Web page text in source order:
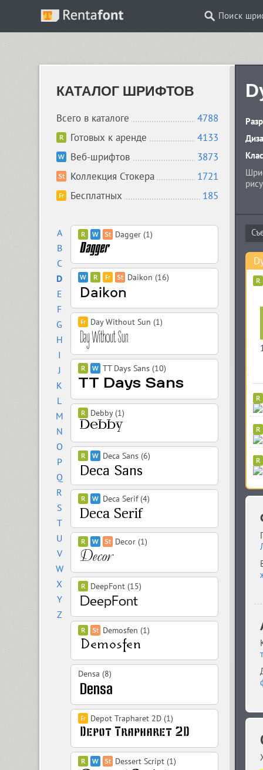
Поиск
КАТАЛОГ ШРИФТОВ
Всего в каталоге
4788
Готовых к аренде
4133
Веб-шрифтов
3873
Коллекция Стокера
1721
Бесплатных
185
A
B
C
D
E
F
G
H
I
J
K
L
M
N
O
P
Q
R
S
T
U
V
W
X
Y
Z
Dagger (1)
Daikon (16)
Day Without Sun (1)
TT Days Sans (10)
Debby (1)
Deca Sans (6)
Deca Serif (4)
Decor (1)
DeepFont (15)
Demosfen (1)
Densa (8)
Depot Trapharet 2D (1)
Dessert Script (1)